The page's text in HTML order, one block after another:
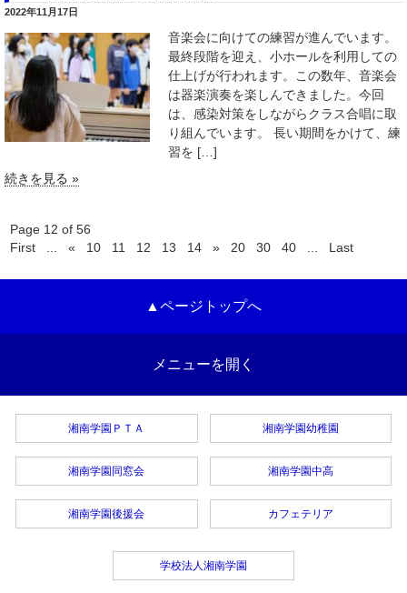
2022年11月17日
音楽会に向けての練習が進んでいます。
最終段階を迎え、小ホールを利用しての
仕上げが行われます。この数年、音楽会
は器楽演奏を楽しんできました。今回
は、感染対策をしながらクラス合唱に取
り組んでいます。 長い期間をかけて、練
習を […]
続きを見る »
Page 12 of 56
First
« 10 11 12 13 14 » 20 30 40 Last
▲ページトップへ
メニューを開く
湘南学園ＰＴＡ
湘南学園同窓会
湘南学園後援会
湘南学園幼稚園
湘南学園中高
カフェテリア
学校法人湘南学園